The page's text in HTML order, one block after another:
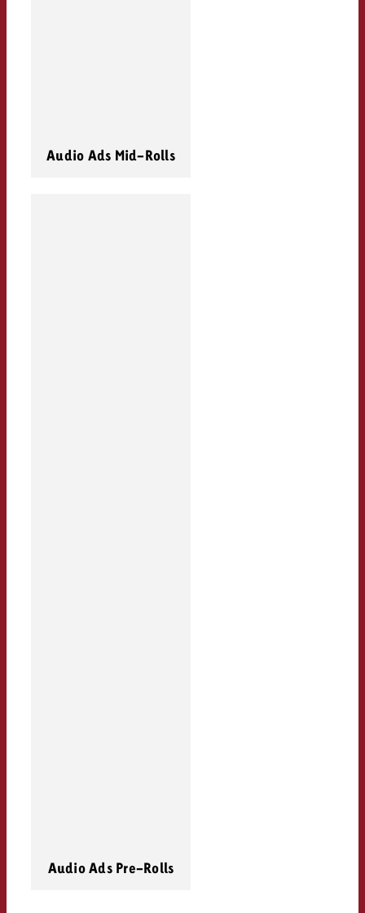
Audio Ads Mid-Rolls
Audio Ads Pre-Rolls